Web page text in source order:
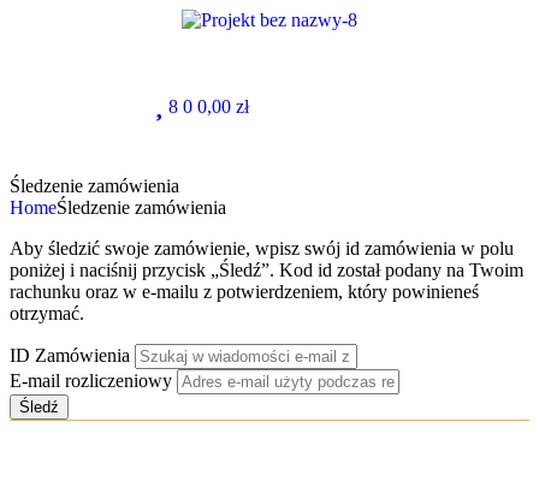
8 0 0,00 zł
Śledzenie zamówienia
HomeŚledzenie zamówienia
Aby śledzić swoje zamówienie, wpisz swój id zamówienia w polu
poniżej i naciśnij przycisk „Śledź”. Kod id został podany na Twoim
rachunku oraz w e-mailu z potwierdzeniem, który powinieneś
otrzymać.
ID Zamówienia
E-mail rozliczeniowy
Śledź